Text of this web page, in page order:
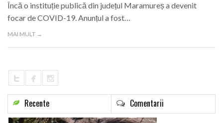
Încă o instituție publică din județul Maramureș a devenit
focar de COVID-19. Anunțul a fost…
MAI MULT →
Recente Comentarii